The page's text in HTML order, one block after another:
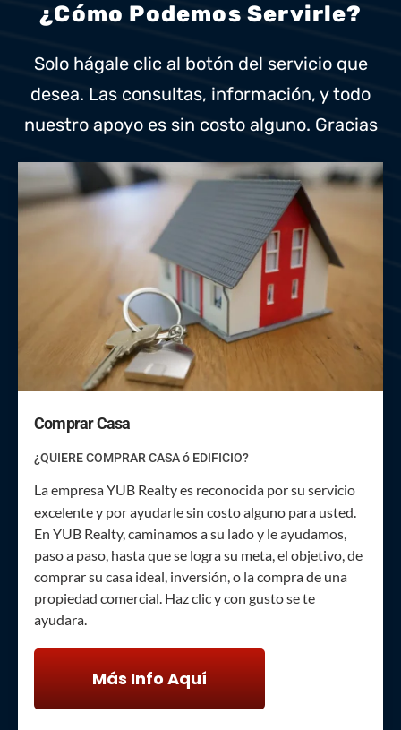
¿Cómo Podemos Servirle?
Solo hágale clic al botón del servicio que
desea. Las consultas, información, y todo
nuestro apoyo es sin costo alguno. Gracias
Comprar Casa
¿QUIERE COMPRAR CASA ó EDIFICIO?
La empresa YUB Realty es reconocida por su servicio
excelente y por ayudarle sin costo alguno para usted.
En YUB Realty, caminamos a su lado y le ayudamos,
paso a paso, hasta que se logra su meta, el objetivo, de
comprar su casa ideal, inversión, o la compra de una
propiedad comercial. Haz clic y con gusto se te
ayudara.
Más Info Aquí